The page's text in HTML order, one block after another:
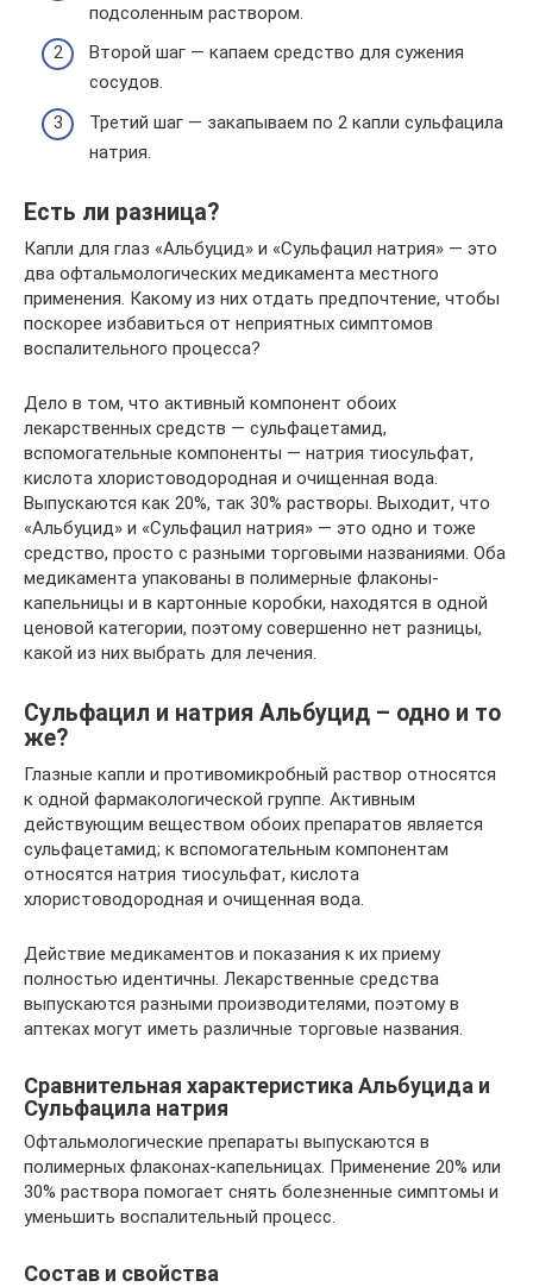
подсоленным раствором.
Второй шаг — капаем средство для сужения
сосудов.
Третий шаг — закапываем по 2 капли сульфацила
натрия.
Есть ли разница?
Капли для глаз «Альбуцид» и «Сульфацил натрия» — это
два офтальмологических медикамента местного
применения. Какому из них отдать предпочтение, чтобы
поскорее избавиться от неприятных симптомов
воспалительного процесса?
Дело в том, что активный компонент обоих
лекарственных средств — сульфацетамид,
вспомогательные компоненты — натрия тиосульфат,
кислота хлористоводородная и очищенная вода.
Выпускаются как 20%, так 30% растворы. Выходит, что
«Альбуцид» и «Сульфацил натрия» — это одно и тоже
средство, просто с разными торговыми названиями. Оба
медикамента упакованы в полимерные флаконы-
капельницы и в картонные коробки, находятся в одной
ценовой категории, поэтому совершенно нет разницы,
какой из них выбрать для лечения.
Сульфацил и натрия Альбуцид – одно и то
же?
Глазные капли и противомикробный раствор относятся
к одной фармакологической группе. Активным
действующим веществом обоих препаратов является
сульфацетамид; к вспомогательным компонентам
относятся натрия тиосульфат, кислота
хлористоводородная и очищенная вода.
Действие медикаментов и показания к их приему
полностью идентичны. Лекарственные средства
выпускаются разными производителями, поэтому в
аптеках могут иметь различные торговые названия.
Сравнительная характеристика Альбуцида и
Сульфацила натрия
Офтальмологические препараты выпускаются в
полимерных флаконах-капельницах. Применение 20% или
30% раствора помогает снять болезненные симптомы и
уменьшить воспалительный процесс.
Состав и свойства